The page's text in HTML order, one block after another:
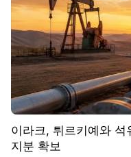
이라크, 튀르키예와 석
지분 확보